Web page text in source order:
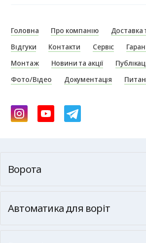
Головна Про компанію
Доставка
Відгуки
Контакти Сервіс
Монтаж
Новини та акції
Фото/Відео
Документація
Ворота
Автоматика для воріт